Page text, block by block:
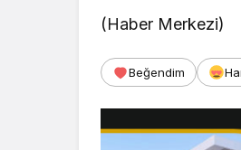
(Haber Merkezi)
Beğendim